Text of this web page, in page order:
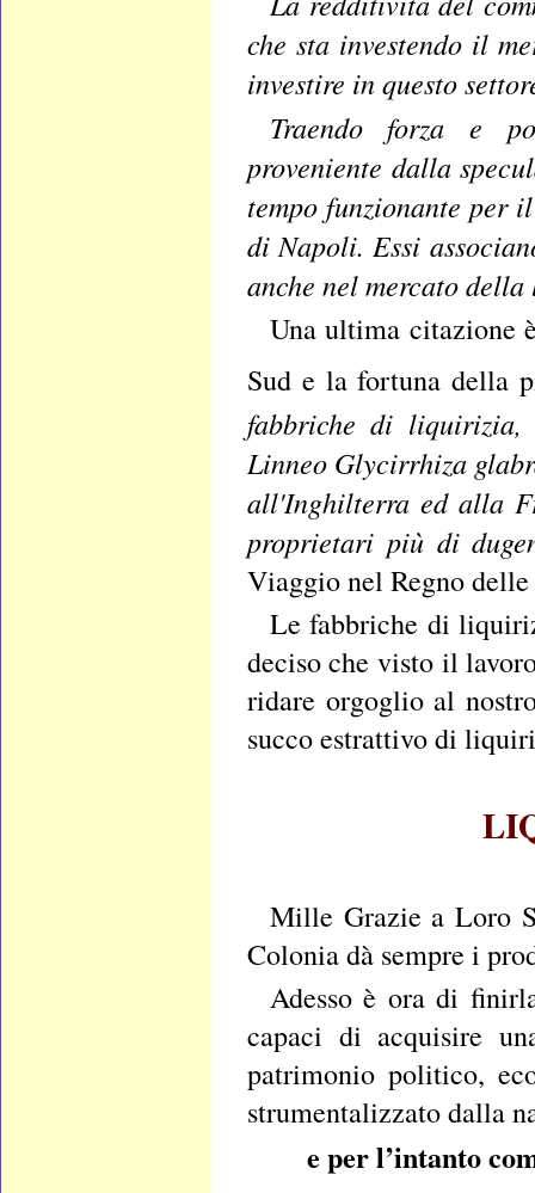
che sta investendo il
investire in questo
Traendo forza e
proveniente dalla
tempo funzionante per
di Napoli. Essi
anche nel mercato
Una ultima citazione
Sud e la fortuna della
fabbriche di
Linneo Glycirrhiza
all'Inghilterra ed alla
proprietari più di
Viaggio nel Regno
Le fabbriche di
deciso che visto il
ridare orgoglio al
succo estrattivo di
Mille Grazie a Loro
Colonia dà sempre i
Adesso è ora di
capaci di acquisire
patrimonio politico,
strumentalizzato dalla
e per l’intanto